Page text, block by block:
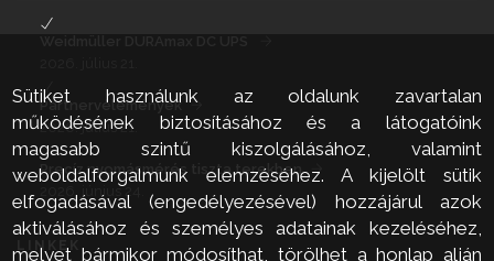
Partnervélemények
2026. július 21.
Precíz nyomásmérés tiszta terekben
2026. június 24.
LINKEK
Sütiket használunk az oldalunk zavartalan
működésének biztosításához és a látogatóink
magasabb szintű kiszolgálásához, valamint
weboldalforgalmunk elemzéséhez. A kijelölt sütik
elfogadásával (engedélyezésével) hozzájárul azok
aktiválásához és személyes adatainak kezeléséhez,
melyet bármikor módosíthat, törölhet a honlap alján